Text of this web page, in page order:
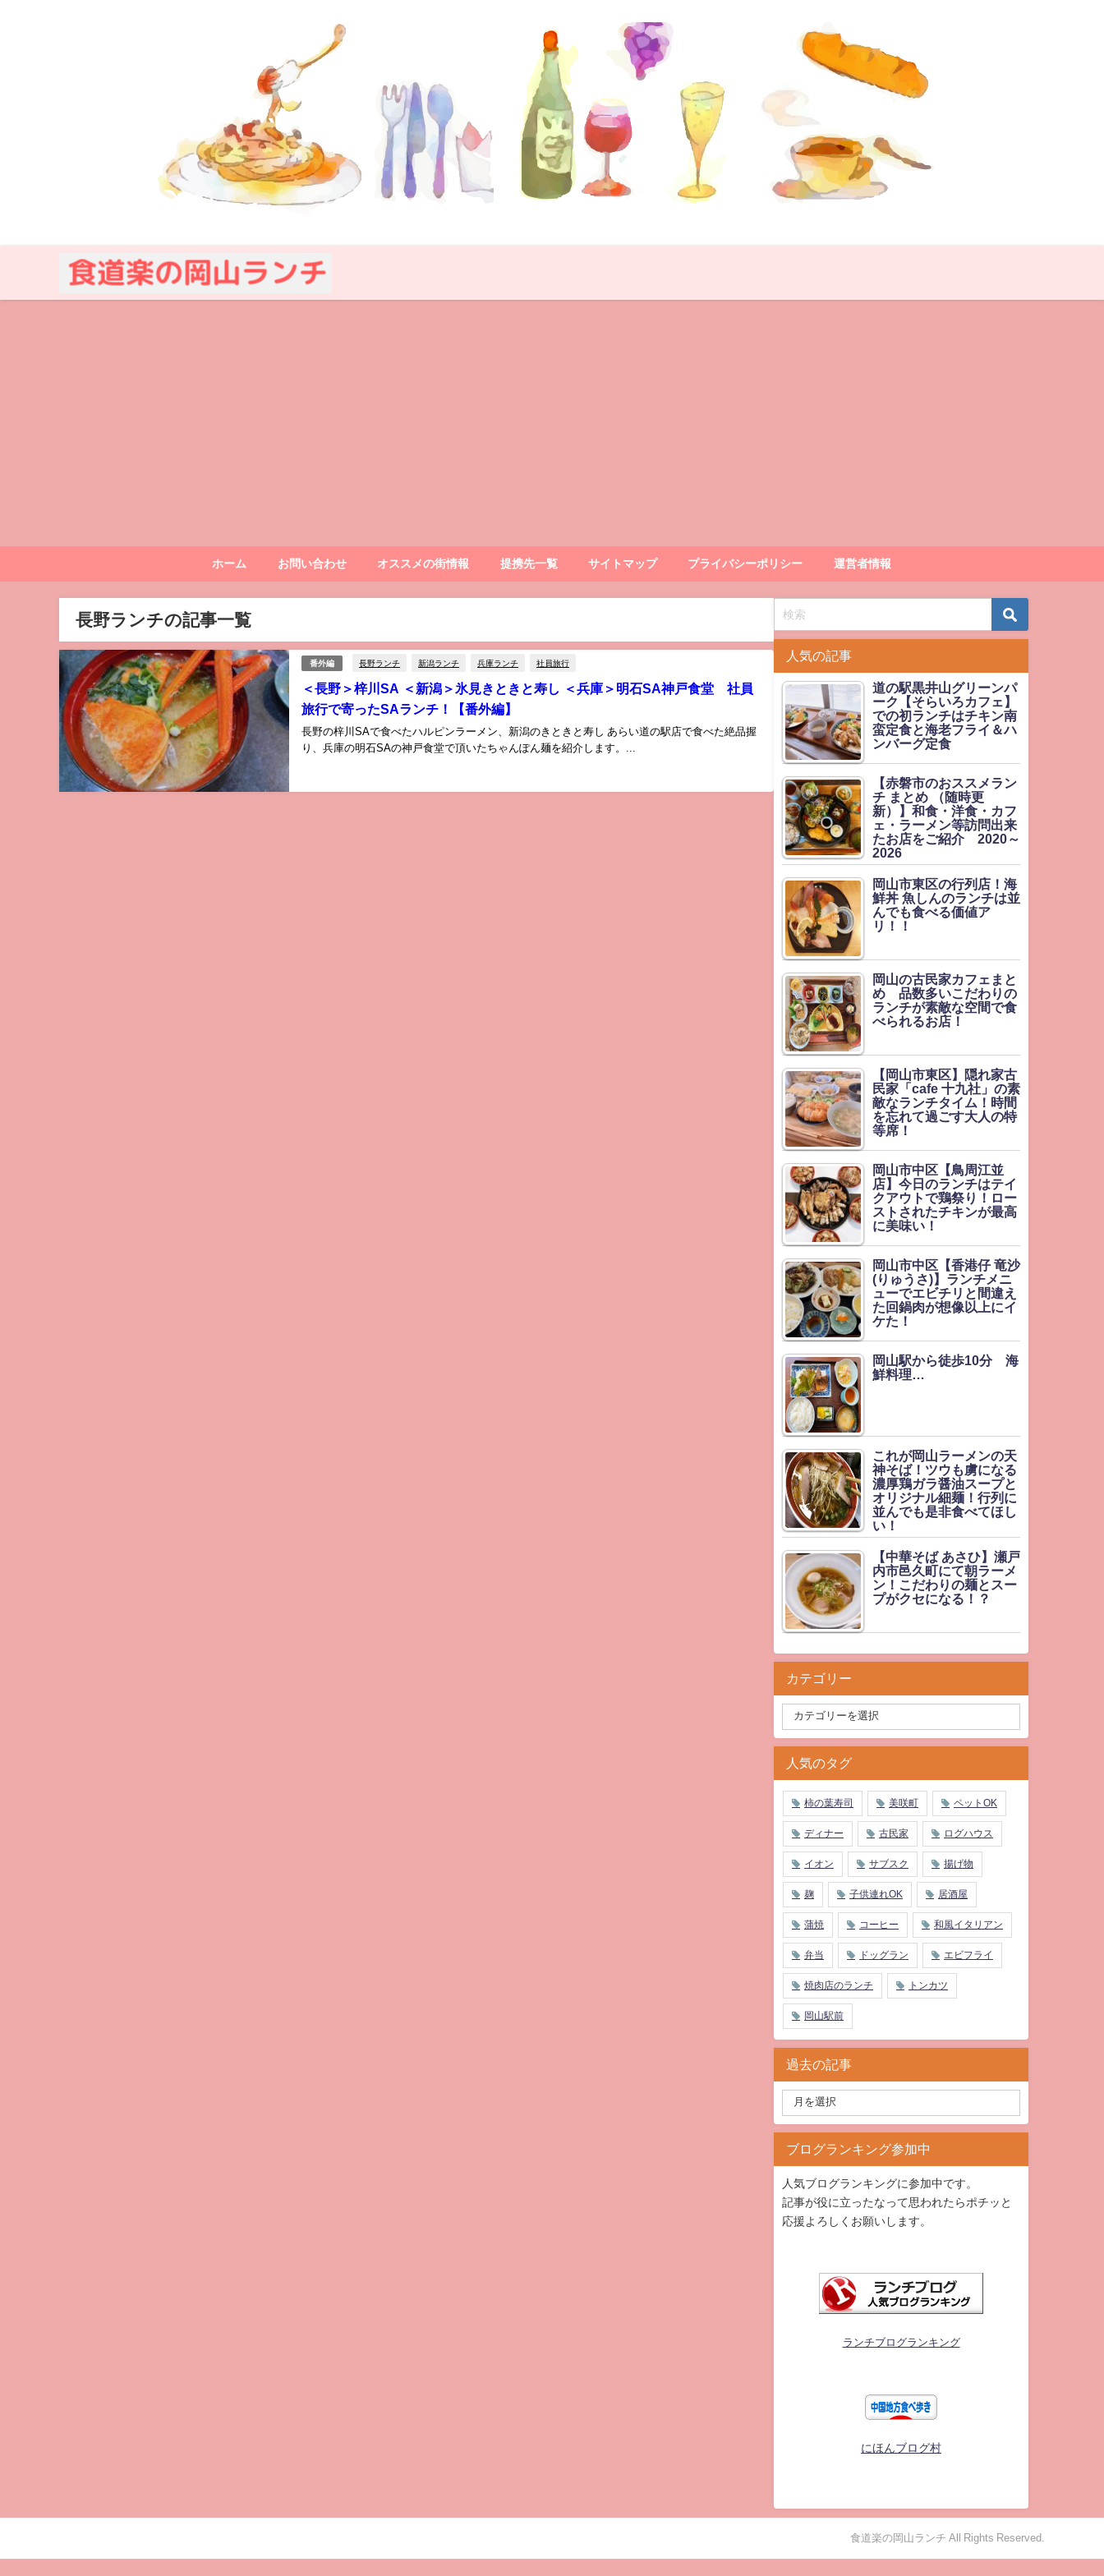
ホーム お問い合わせ オススメの街情報 提携先一覧 サイトマップ プライバシーポリシー 運営者情報
長野ランチの記事一覧
番外編 長野ランチ 新潟ランチ 兵庫ランチ 社員旅行
＜長野＞梓川SA ＜新潟＞氷見きときと寿し ＜兵庫＞明石SA神戸食堂 社員
旅行で寄ったSAランチ！【番外編】
長野の梓川SAで食べたハルピンラーメン、新潟のきときと寿し あらい道の駅店で食べた絶品握
り、兵庫の明石SAの神戸食堂で頂いたちゃんぽん麺を紹介します。...
人気の記事
道の駅黒井山グリーンパ
ーク【そらいろカフェ】
での初ランチはチキン南
蛮定食と海老フライ＆ハ
ンバーグ定食
【赤磐市のおススメラン
チ まとめ （随時更
新）】和食・洋食・カフ
ェ・ラーメン等訪問出来
たお店をご紹介 2020～
2026
岡山市東区の行列店！海
鮮丼 魚しんのランチは並
んでも食べる価値ア
リ！！
岡山の古民家カフェまと
め 品数多いこだわりの
ランチが素敵な空間で食
べられるお店！
【岡山市東区】隠れ家古
民家「cafe 十九社」の素
敵なランチタイム！時間
を忘れて過ごす大人の特
等席！
岡山市中区【鳥周江並
店】今日のランチはテイ
クアウトで鶏祭り！ロー
ストされたチキンが最高
に美味い！
岡山市中区【香港仔 竜沙
(りゅうさ)】ランチメニ
ューでエビチリと間違え
た回鍋肉が想像以上にイ
ケた！
岡山駅から徒歩10分 海
鮮料理…
これが岡山ラーメンの天
神そば！ツウも虜になる
濃厚鶏ガラ醤油スープと
オリジナル細麺！行列に
並んでも是非食べてほし
い！
【中華そば あさひ】瀬戸
内市邑久町にて朝ラーメ
ン！こだわりの麺とスー
プがクセになる！？
カテゴリー
人気のタグ
柿の葉寿司 美咲町 ペットOK
ディナー 古民家 ログハウス
イオン サブスク 揚げ物
麹 子供連れOK 居酒屋
蒲焼 コーヒー 和風イタリアン
弁当 ドッグラン エビフライ
焼肉店のランチ トンカツ
岡山駅前
過去の記事
ブログランキング参加中
人気ブログランキングに参加中です。
記事が役に立ったなって思われたらポチッと
応援よろしくお願いします。
ランチブログランキング
にほんブログ村
食道楽の岡山ランチ All Rights Reserved.